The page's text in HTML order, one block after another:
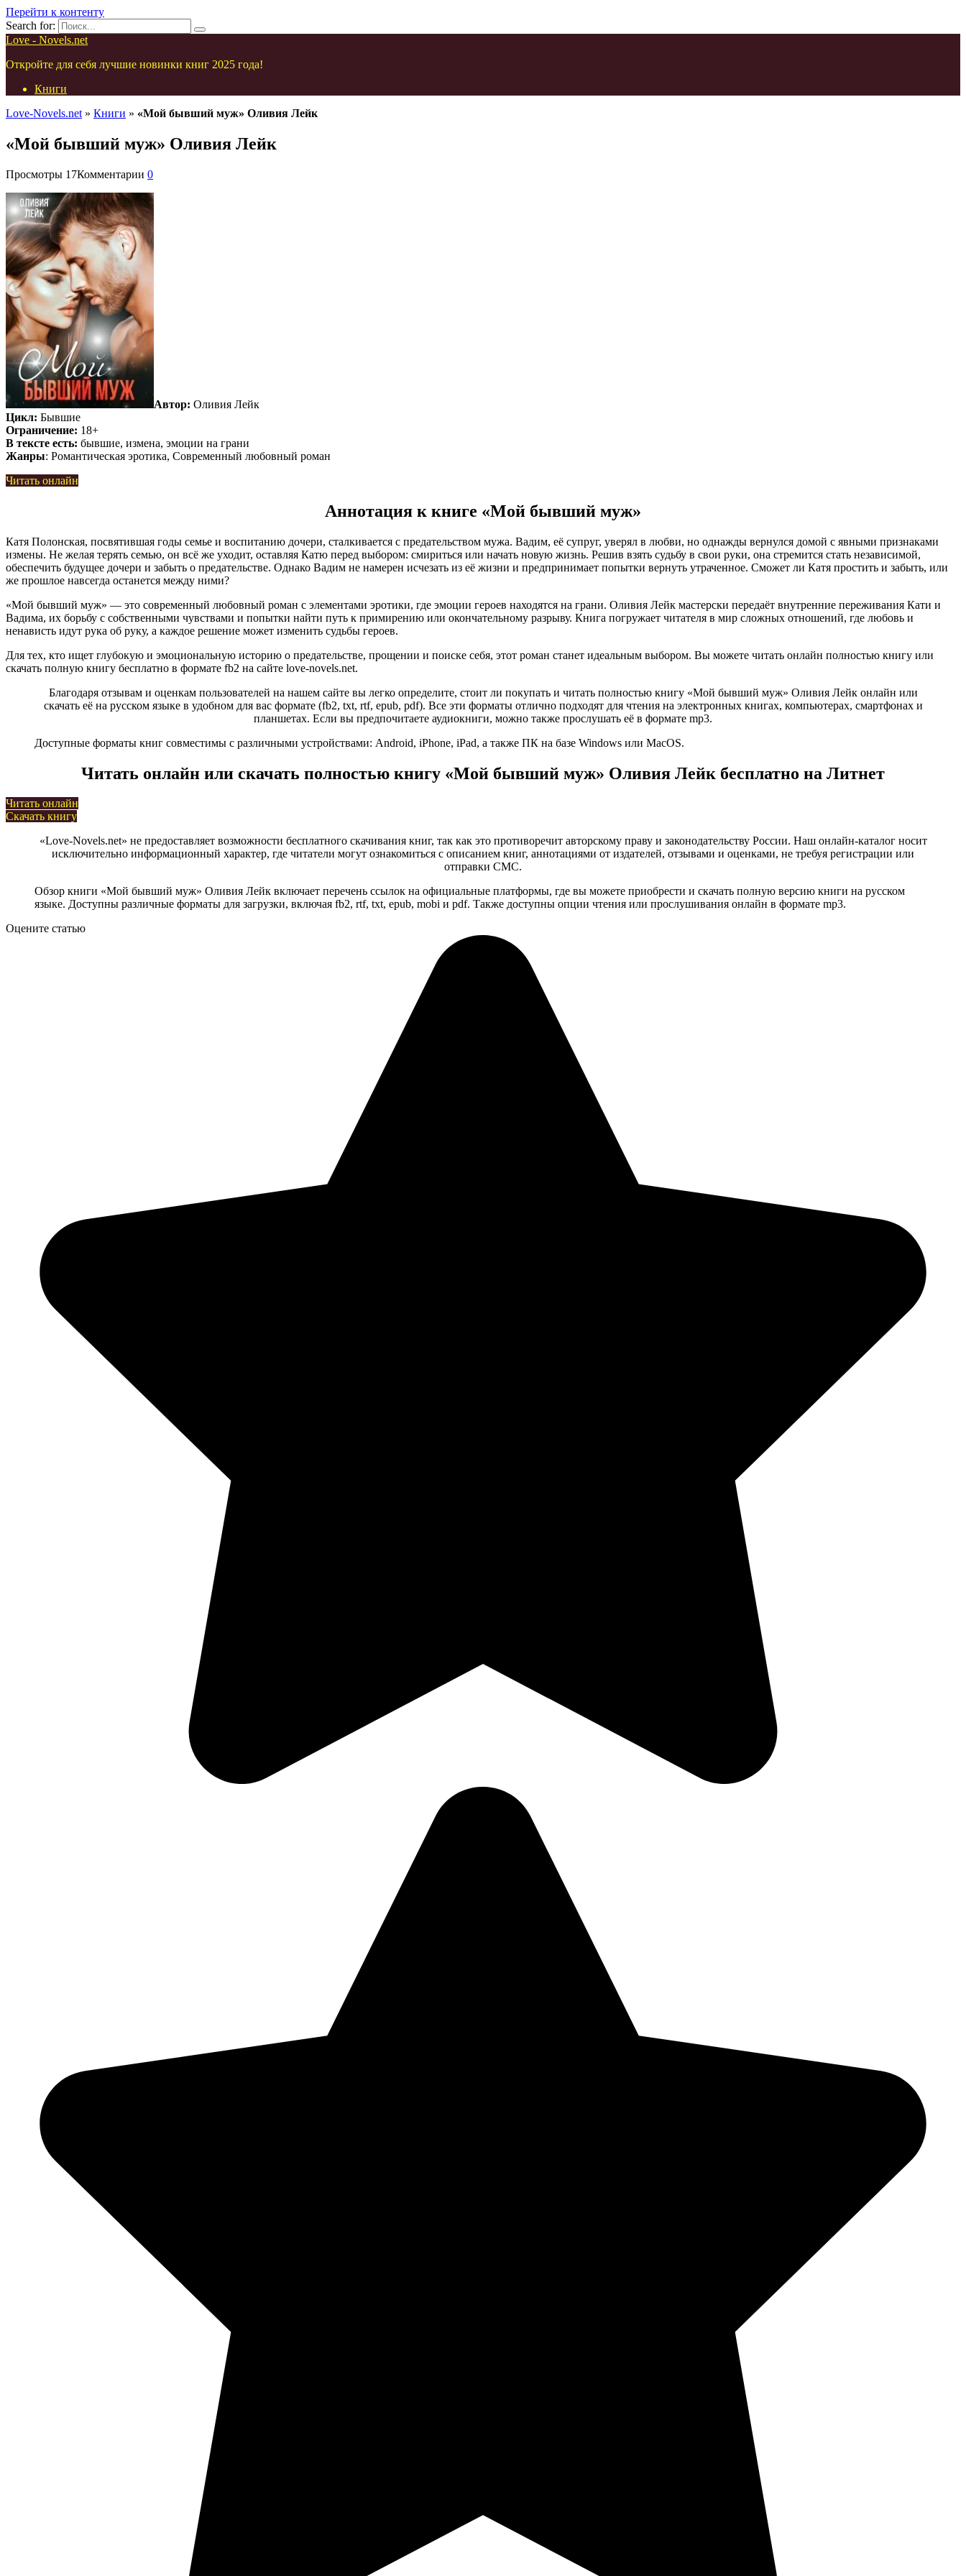
Перейти к контенту
Search for:
Love - Novels.net
Откройте для себя лучшие новинки книг 2025 года!
Книги
Love-Novels.net » Книги » «Мой бывший муж» Оливия Лейк
«Мой бывший муж» Оливия Лейк
Просмотры 17Комментарии 0
Автор: Оливия Лейк
Цикл: Бывшие
Ограничение: 18+
В тексте есть: бывшие, измена, эмоции на грани
Жанры: Романтическая эротика, Современный любовный роман
Читать онлайн
Аннотация к книге «Мой бывший муж»
Катя Полонская, посвятившая годы семье и воспитанию дочери, сталкивается с предательством мужа. Вадим, её супруг, уверял в любви, но однажды вернулся домой с явными признаками
измены. Не желая терять семью, он всё же уходит, оставляя Катю перед выбором: смириться или начать новую жизнь. Решив взять судьбу в свои руки, она стремится стать независимой,
обеспечить будущее дочери и забыть о предательстве. Однако Вадим не намерен исчезать из её жизни и предпринимает попытки вернуть утраченное. Сможет ли Катя простить и забыть, или
же прошлое навсегда останется между ними?
«Мой бывший муж» — это современный любовный роман с элементами эротики, где эмоции героев находятся на грани. Оливия Лейк мастерски передаёт внутренние переживания Кати и
Вадима, их борьбу с собственными чувствами и попытки найти путь к примирению или окончательному разрыву. Книга погружает читателя в мир сложных отношений, где любовь и
ненависть идут рука об руку, а каждое решение может изменить судьбы героев.
Для тех, кто ищет глубокую и эмоциональную историю о предательстве, прощении и поиске себя, этот роман станет идеальным выбором. Вы можете читать онлайн полностью книгу или
скачать полную книгу бесплатно в формате fb2 на сайте love-novels.net.
Благодаря отзывам и оценкам пользователей на нашем сайте вы легко определите, стоит ли покупать и читать полностью книгу «Мой бывший муж» Оливия Лейк онлайн или
скачать её на русском языке в удобном для вас формате (fb2, txt, rtf, epub, pdf). Все эти форматы отлично подходят для чтения на электронных книгах, компьютерах, смартфонах и
планшетах. Если вы предпочитаете аудиокниги, можно также прослушать её в формате mp3.
Доступные форматы книг совместимы с различными устройствами: Android, iPhone, iPad, а также ПК на базе Windows или MacOS.
Читать онлайн или скачать полностью книгу «Мой бывший муж» Оливия Лейк бесплатно на Литнет
Читать онлайн
Скачать книгу
«Love-Novels.net» не предоставляет возможности бесплатного скачивания книг, так как это противоречит авторскому праву и законодательству России. Наш онлайн-каталог носит
исключительно информационный характер, где читатели могут ознакомиться с описанием книг, аннотациями от издателей, отзывами и оценками, не требуя регистрации или
отправки СМС.
Обзор книги «Мой бывший муж» Оливия Лейк включает перечень ссылок на официальные платформы, где вы можете приобрести и скачать полную версию книги на русском
языке. Доступны различные форматы для загрузки, включая fb2, rtf, txt, epub, mobi и pdf. Также доступны опции чтения или прослушивания онлайн в формате mp3.
Оцените статью